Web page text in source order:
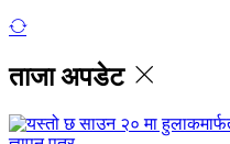
ताजा अपडेट